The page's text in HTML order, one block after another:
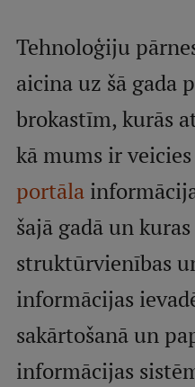
Mobile
galvenā
izvēlne
Study Here
Undergraduate
Postgraduate Study
Doctoral Studies
Graduate Medical
Admissions
Your Start in Riga
Why choose RSU?
Tehnoloģiju
aicina uz šā gada
brokastīm, kurās
kā mums ir
portāla
šajā gadā un
struktūrvienības
informācijas
sakārtošanā un
informācijas